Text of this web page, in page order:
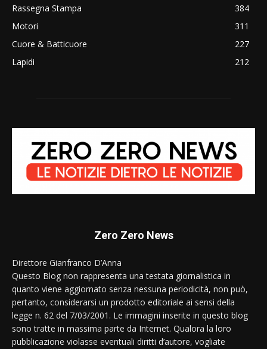
Rassegna Stampa
384
Motori
311
Cuore & Batticuore
227
Lapidi
212
Zero Zero News
Direttore Gianfranco D’Anna
Questo Blog non rappresenta una testata giornalistica in
quanto viene aggiornato senza nessuna periodicità, non può,
pertanto, considerarsi un prodotto editoriale ai sensi della
legge n. 62 del 7/03/2001. Le immagini inserite in questo blog
sono tratte in massima parte da Internet. Qualora la loro
pubblicazione violasse eventuali diritti d’autore, vogliate